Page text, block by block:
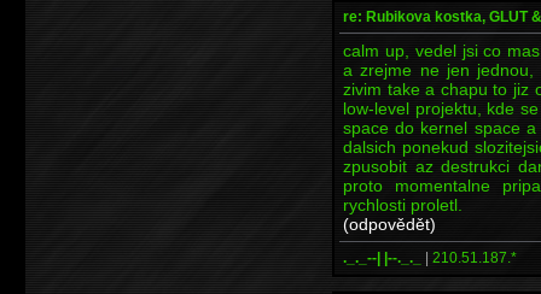
re: Rubikova kostka, GLUT
calm up, vedel jsi co
a zrejme ne jen
zivim take a chapu to jiz
low-level projektu, kde
space do kernel space
dalsich ponekud
zpusobit az destrukci
proto momentalne
rychlosti proletl.
(odpovědět)
._._--| |--._._ | 210.51.187.*